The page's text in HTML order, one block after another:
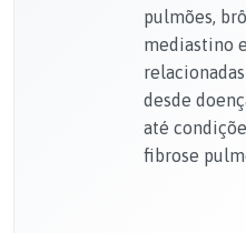
pulmões,
mediastino
desde
até
fibrose